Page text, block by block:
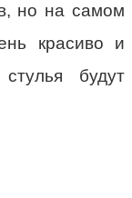
но на самом
красиво и
будут